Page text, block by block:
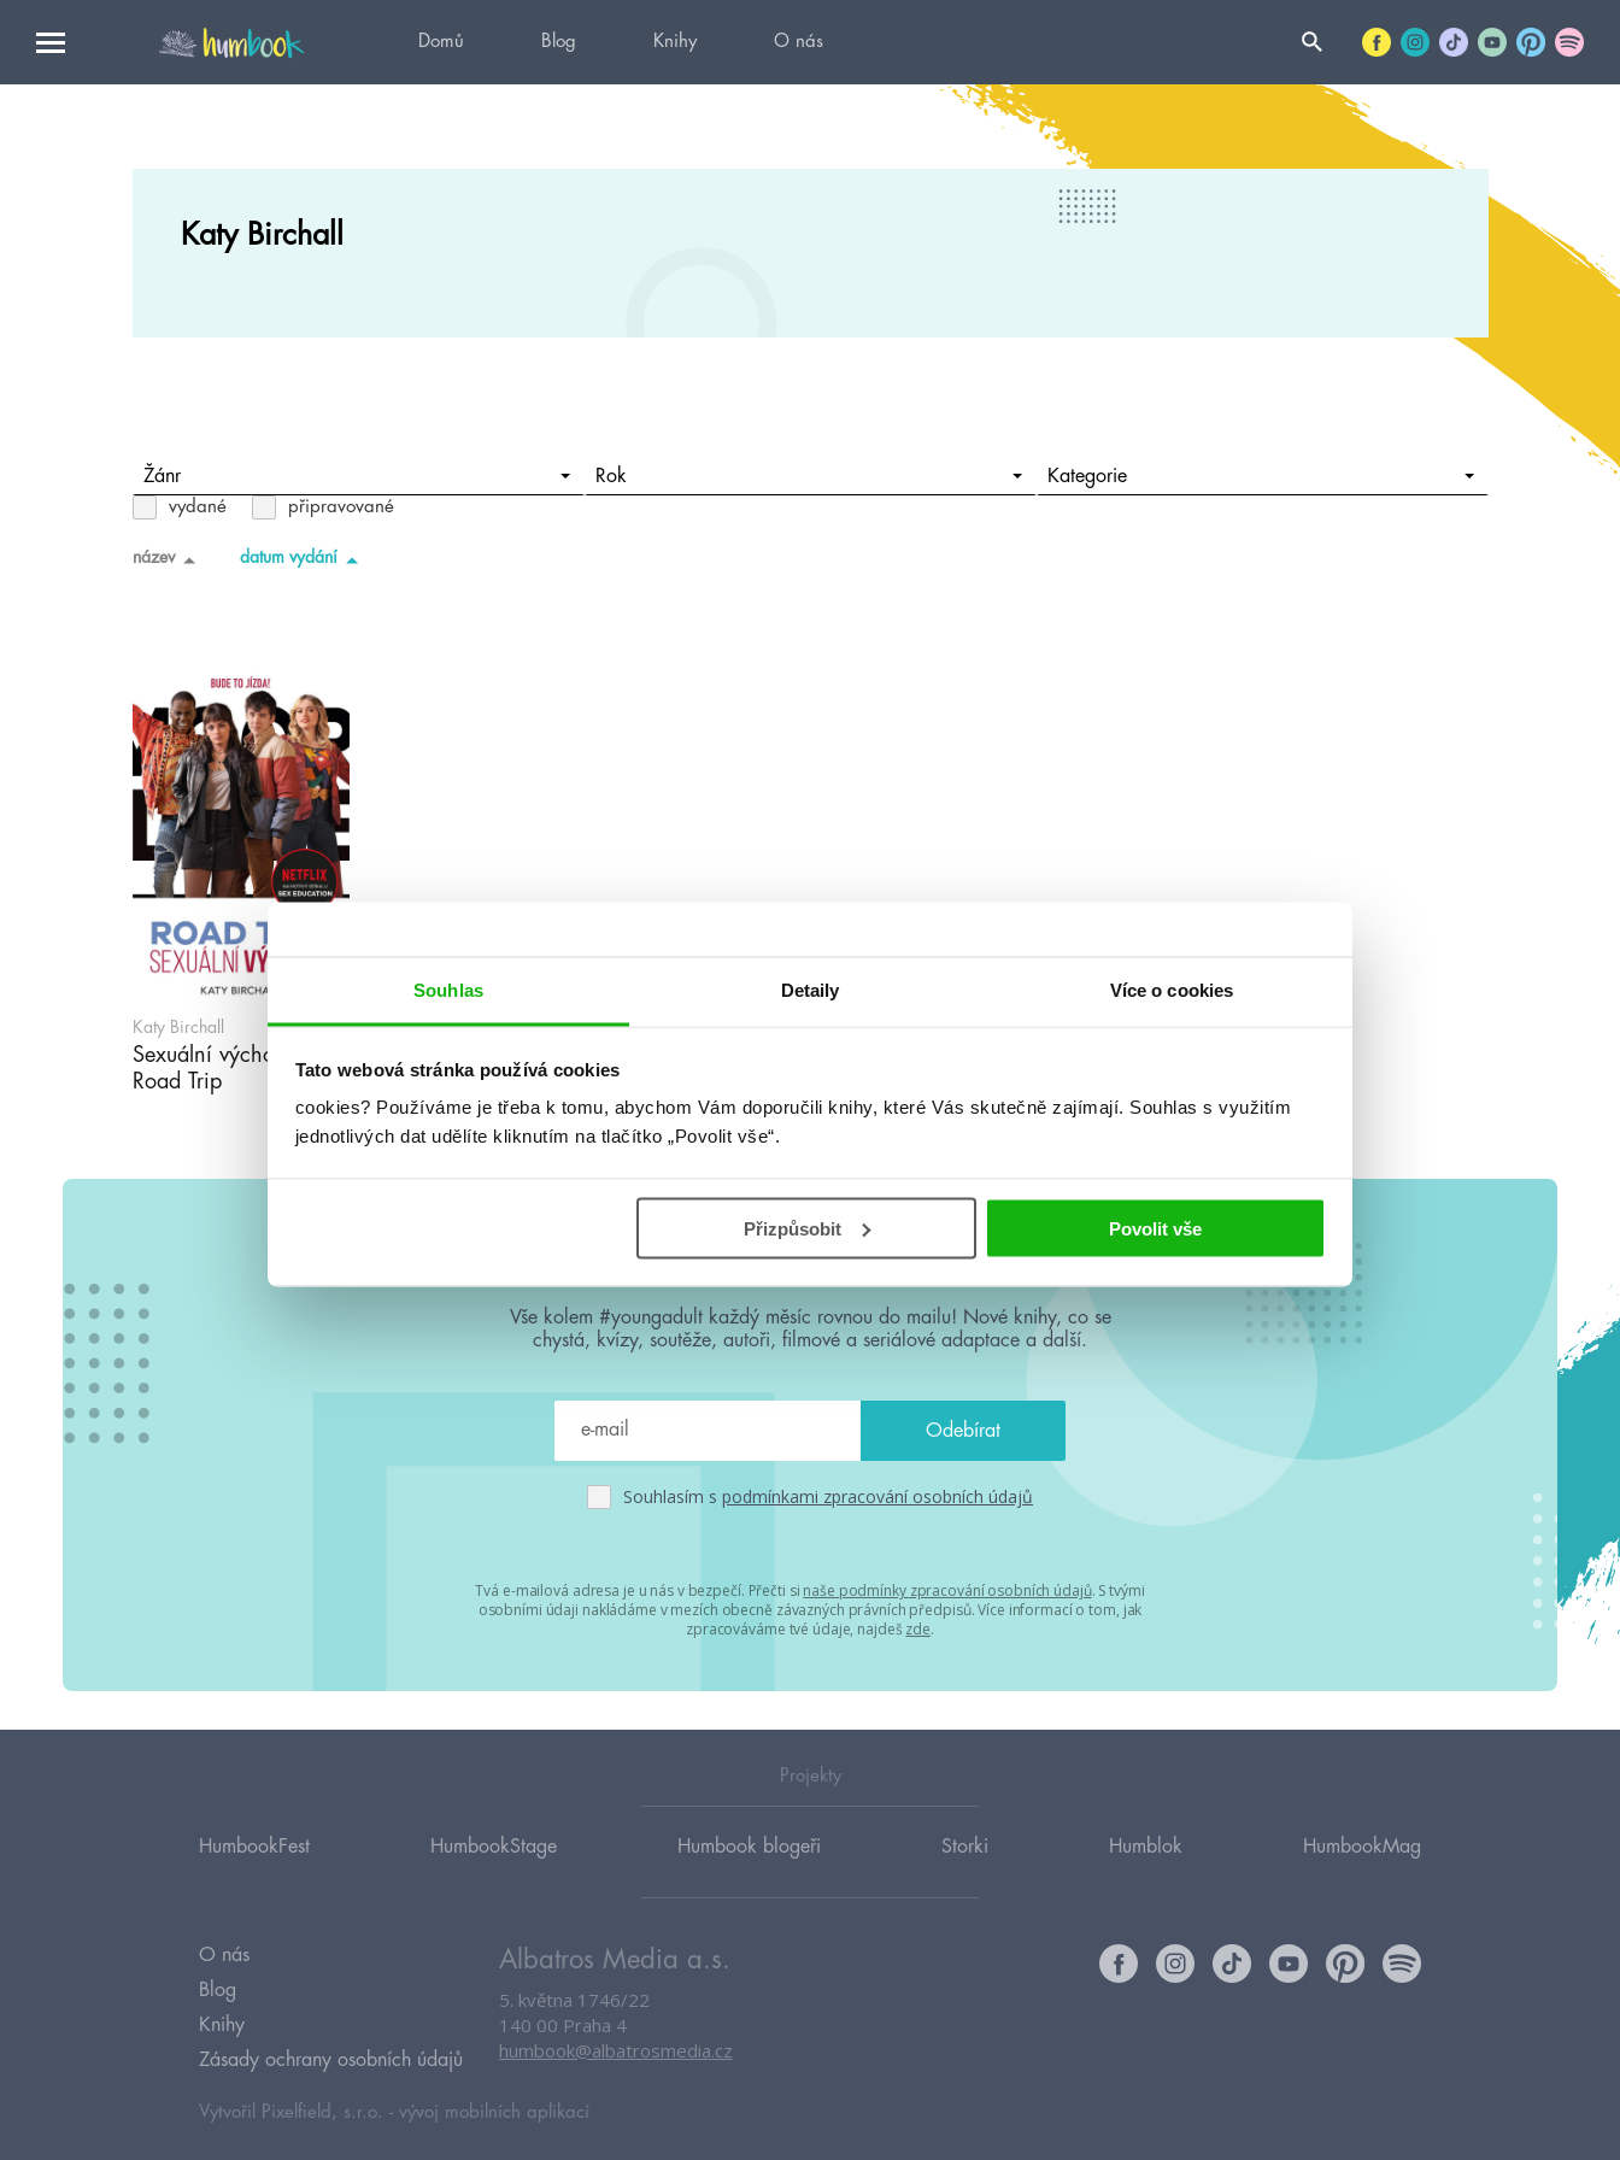
Souhlas Detaily Více o cookies
Tato webová stránka používá cookies
cookies? Používáme je třeba k tomu, abychom Vám doporučili knihy, které Vás skutečně zajímají. Souhlas s využitím
jednotlivých dat udělíte kliknutím na tlačítko „Povolit vše“.
Přizpůsobit Povolit vše
Domů Blog Knihy O nás
Katy Birchall
Žánr Rok Kategorie
vydané připravované
název datum vydání
Katy Birchall
Sexuální výchova:
Road Trip
#HumbookNews
Vše kolem #youngadult každý měsíc rovnou do mailu! Nové knihy, co se
chystá, kvízy, soutěže, autoři, filmové a seriálové adaptace a další.
Souhlasím s podmínkami zpracování osobních údajů
Tvá e-mailová adresa je u nás v bezpečí. Přečti si naše podmínky zpracování osobních údajů. S tvými
osobními údaji nakládáme v mezích obecně závazných právních předpisů. Více informací o tom, jak
zpracováváme tvé údaje, najdeš zde.
Projekty
HumbookFest HumbookStage Humbook blogeři Storki Humblok HumbookMag
O nás
Blog
Knihy
Zásady ochrany osobních údajů
Albatros Media a.s.
5. května 1746/22
140 00 Praha 4
humbook@albatrosmedia.cz
Vytvořil Pixelfield, s.r.o. - vývoj mobilních aplikací